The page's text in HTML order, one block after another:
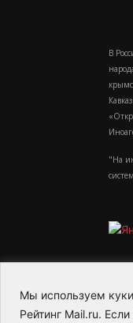
Мы используем
Рейтинг Mail.ru.
В
"На